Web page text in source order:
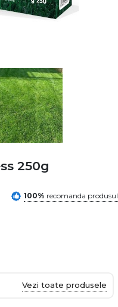
250g
100% recomanda produsul
Vezi toate produsele